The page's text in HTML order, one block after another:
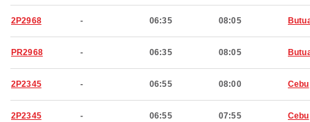
2P2968 - 06:35 08:05
PR2968 - 06:35 08:05
2P2345 - 06:55 08:00 Cebu
2P2345 - 06:55 07:55 Cebu